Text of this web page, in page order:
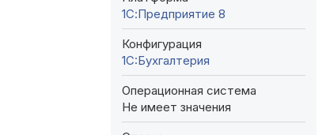
1С:Предприятие 8
Конфигурация
1C:Бухгалтерия
Операционная система
Не имеет значения